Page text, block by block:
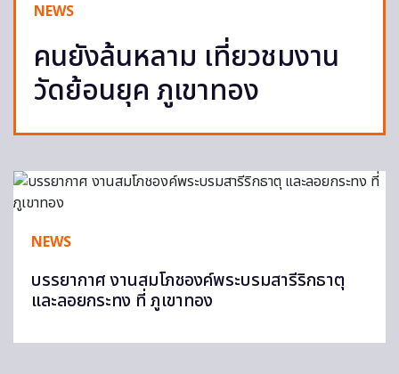
NEWS
คนยังล้นหลาม เที่ยวชมงาน
วัดย้อนยุค ภูเขาทอง
NEWS
บรรยากาศ งานสมโภชองค์พระบรมสารีริกธาตุ
และลอยกระทง ที่ ภูเขาทอง